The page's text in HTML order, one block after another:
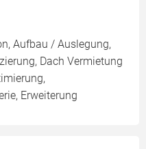
Aufbau / Auslegung,
Dach Vermietung
Erweiterung